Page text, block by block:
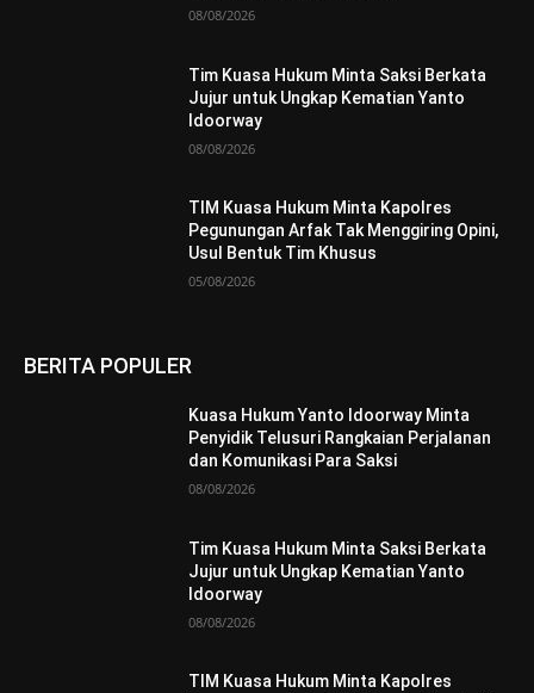
08/08/2026
Tim Kuasa Hukum Minta Saksi Berkata
Jujur untuk Ungkap Kematian Yanto
Idoorway
08/08/2026
TIM Kuasa Hukum Minta Kapolres
Pegunungan Arfak Tak Menggiring Opini,
Usul Bentuk Tim Khusus
05/08/2026
BERITA POPULER
Kuasa Hukum Yanto Idoorway Minta
Penyidik Telusuri Rangkaian Perjalanan
dan Komunikasi Para Saksi
08/08/2026
Tim Kuasa Hukum Minta Saksi Berkata
Jujur untuk Ungkap Kematian Yanto
Idoorway
08/08/2026
TIM Kuasa Hukum Minta Kapolres